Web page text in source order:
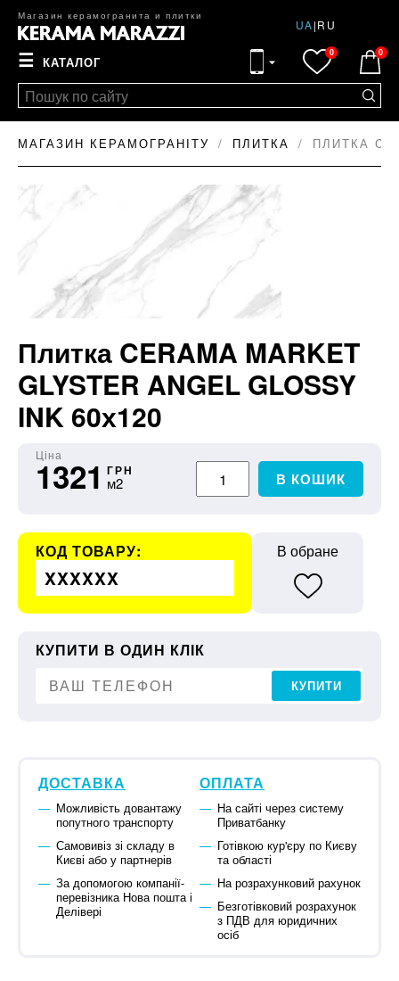
Магазин керамогранита и плитки
UA|RU
☰ КАТАЛОГ
0 0
МАГАЗИН КЕРАМОГРАНІТУ ПЛИТКА ПЛИТКА
Плитка CERAMA MARKET
GLYSTER ANGEL GLOSSY
INK 60х120
Ціна
1321 ГРН
м2 В КОШИК
КОД ТОВАРУ:
XXXXXX
В обране
КУПИТИ В ОДИН КЛІК
КУПИТИ
ДОСТАВКА
Можливість довантажу
попутного транспорту
Самовивіз зі складу в
Києві або у партнерів
За допомогою компанії-
перевізника Нова пошта і
Делівері
ОПЛАТА
На сайті через систему
Приватбанку
Готівкою кур'єру по Києву
та області
На розрахунковий рахунок
Безготівковий розрахунок
з ПДВ для юридичних
осіб